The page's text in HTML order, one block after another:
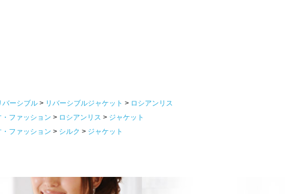
バーシブル リバーシブルジャケット
ロシアンリス
ファッション ロシアンリス
ジャケット
ファッション シルク ジャケット